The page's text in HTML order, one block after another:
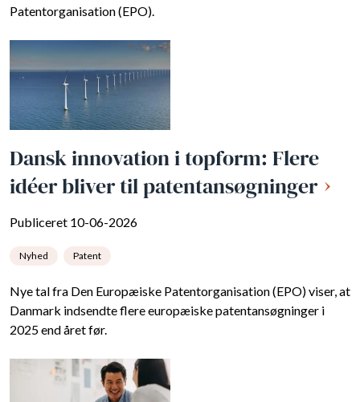
Patentorganisation (EPO).
Dansk innovation i topform: Flere
idéer bliver til patentansøgninger
Publiceret 10-06-2026
Nyhed Patent
Nye tal fra Den Europæiske Patentorganisation (EPO) viser, at
Danmark indsendte flere europæiske patentansøgninger i
2025 end året før.